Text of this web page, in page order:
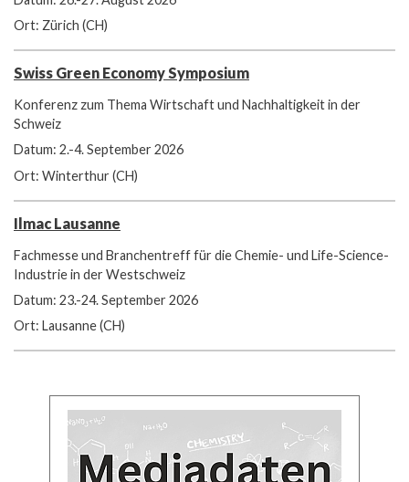
Ort: Zürich (CH)
Swiss Green Economy Symposium
Konferenz zum Thema Wirtschaft und Nachhaltigkeit in der
Schweiz
Datum: 2.-4. September 2026
Ort: Winterthur (CH)
Ilmac Lausanne
Fachmesse und Branchentreff für die Chemie- und Life-Science-
Industrie in der Westschweiz
Datum: 23.-24. September 2026
Ort: Lausanne (CH)